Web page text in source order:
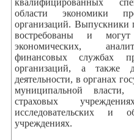
квалифицированных
области экономики
организаций. Выпускники
востребованы и
экономических,
финансовых службах
организаций, а также
деятельности, в органах
муниципальной
страховых
исследовательских и
учреждениях.